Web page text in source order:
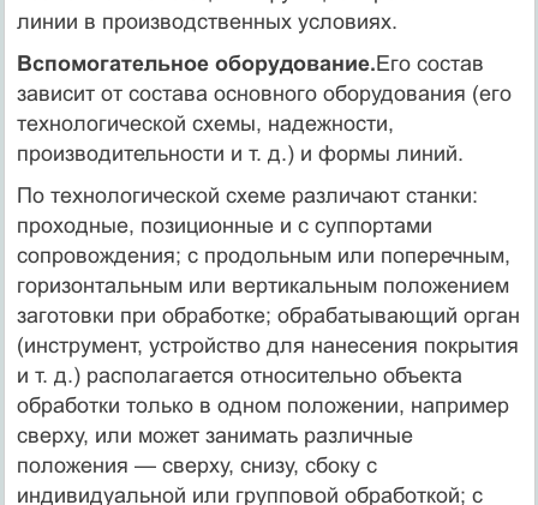
линии в производственных ус­ловиях.
Вспомогательное оборудование.Его состав
зависит от состава основного оборудования (его
технологической схемы, надежности,
производительности и т. д.) и формы линий.
По технологической схеме различают станки:
проходные, по­зиционные и с суппортами
сопровождения; с продольным или по­перечным,
горизонтальным или вертикальным положением
заго­товки при обработке; обрабатывающий орган
(инструмент, устрой­ство для нанесения покрытия
и т. д.) располагается относительно объекта
обработки только в одном положении, например
сверху, или может занимать различные
положения — сверху, снизу, сбоку с
индивидуальной или групповой обработкой; с